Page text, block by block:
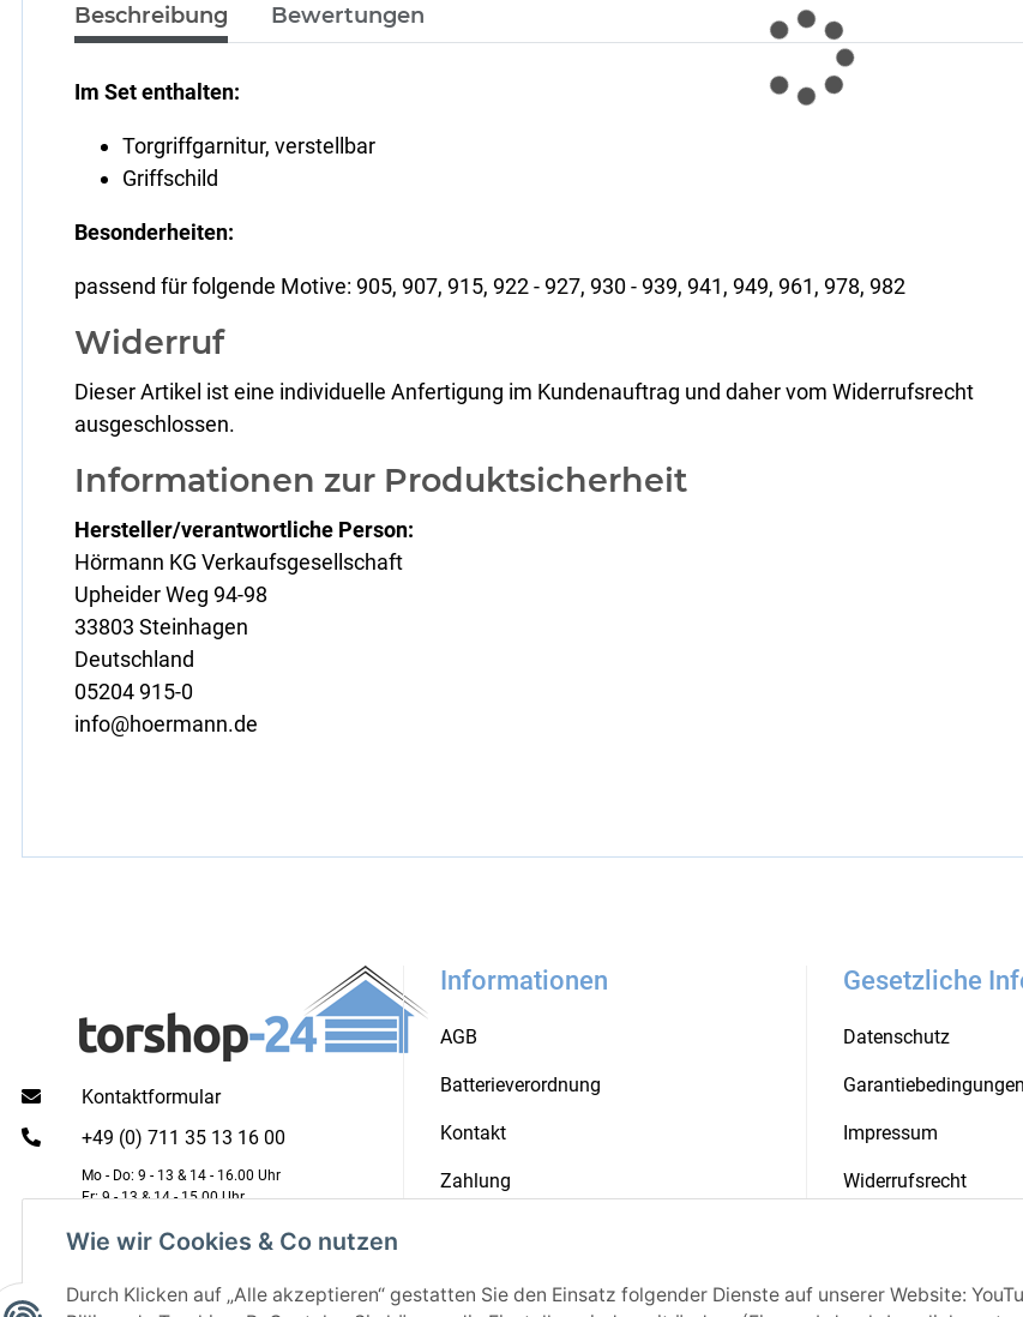
Wie wir Cookies & Co nutzen
Durch Klicken auf „Alle akzeptieren“ gestatten Sie den Einsatz folgender Dienste auf unserer Website:
Beschreibung Bewertungen
Im Set enthalten:
Torgriffgarnitur, verstellbar
Griffschild
Besonderheiten:
passend für folgende Motive: 905, 907, 915, 922 - 927, 930 - 939, 941, 949, 961, 978, 982
Widerruf
Dieser Artikel ist eine individuelle Anfertigung im Kundenauftrag und daher vom Widerrufsrecht
ausgeschlossen.
Informationen zur Produktsicherheit
Hersteller/verantwortliche Person:
Hörmann KG Verkaufsgesellschaft
Upheider Weg 94-98
33803 Steinhagen
Deutschland
05204 915-0
info@hoermann.de
Kontaktformular
+49 (0) 711 35 13 16 00
Mo - Do: 9 - 13 & 14 - 16.00 Uhr
Fr: 9 - 13 & 14 - 15.00 Uhr
Informationen
AGB
Batterieverordnung
Kontakt
Zahlung
Gesetzliche
Datenschutz
Garantiebedingungen
Impressum
Widerrufsrecht